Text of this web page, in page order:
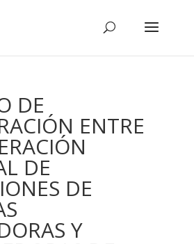
DE
ENTRE
DE
DE
Y